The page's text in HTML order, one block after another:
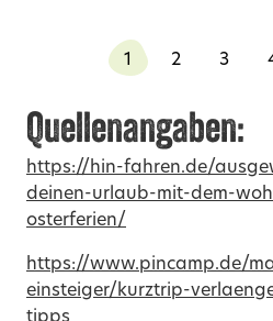
1 2 3
Quellenangaben:
https://hin-fahren.de/
deinen-urlaub-mit-dem-
osterferien/
https://www.pincamp.de/
einsteiger/kurztrip-
tipps